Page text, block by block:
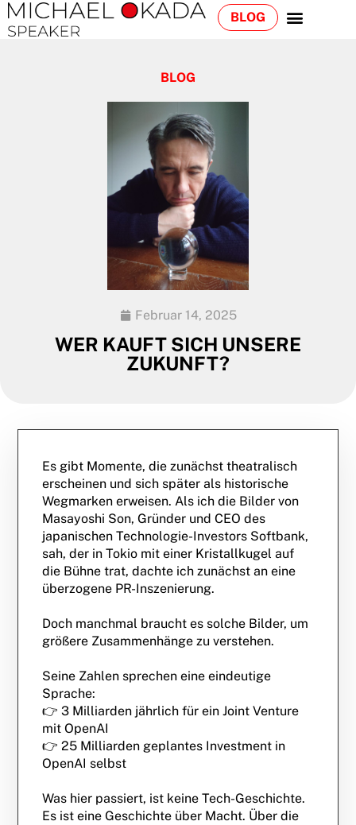
BLOG
BLOG
Februar 14, 2025
WER KAUFT SICH UNSERE
ZUKUNFT?
Es gibt Momente, die zunächst theatralisch
erscheinen und sich später als historische
Wegmarken erweisen. Als ich die Bilder von
Masayoshi Son, Gründer und CEO des
japanischen Technologie-Investors Softbank,
sah, der in Tokio mit einer Kristallkugel auf
die Bühne trat, dachte ich zunächst an eine
überzogene PR-Inszenierung.
Doch manchmal braucht es solche Bilder, um
größere Zusammenhänge zu verstehen.
Seine Zahlen sprechen eine eindeutige
Sprache:
👉 3 Milliarden jährlich für ein Joint Venture
mit OpenAI
👉 25 Milliarden geplantes Investment in
OpenAI selbst
Was hier passiert, ist keine Tech-Geschichte.
Es ist eine Geschichte über Macht. Über die